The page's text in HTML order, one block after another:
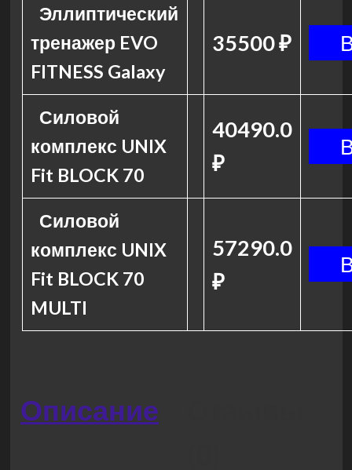
Эллиптический
тренажер EVO
FITNESS Galaxy
35500 ₽
Силовой
комплекс UNIX
Fit BLOCK 70
40490.0
₽
Силовой
комплекс UNIX
Fit BLOCK 70
MULTI
57290.0
₽
Описание